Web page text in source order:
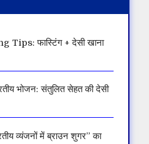
फास्टिंग + देसी खाना
भोजन: संतुलित सेहत की देसी
व्यंजनों में ब्राउन शुगर” का